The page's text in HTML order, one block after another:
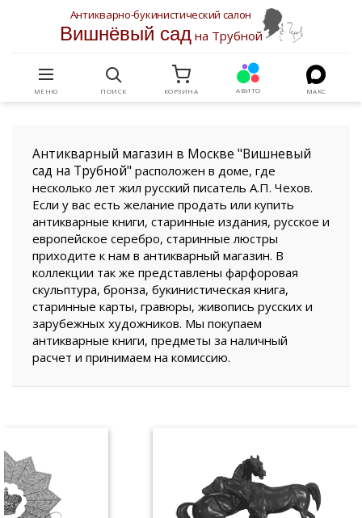
Антикварно-букинистический салон
Вишнёвый садна Трубной
МЕНЮ ПОИСК КОРЗИНА АВИТО МАКС
Антикварный магазин в Москве "Вишневый
сад на Трубной" расположен в доме, где
несколько лет жил русский писатель А.П. Чехов.
Если у вас есть желание продать или купить
антикварные книги, старинные издания, русское и
европейское серебро, старинные люстры
приходите к нам в антикварный магазин. В
коллекции так же представлены фарфоровая
скульптура, бронза, букинистическая книга,
старинные карты, гравюры, живопись русских и
зарубежных художников. Мы покупаем
антикварные книги, предметы за наличный
расчет и принимаем на комиссию.